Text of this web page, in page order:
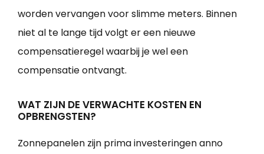
worden vervangen voor slimme meters. Binnen
niet al te lange tijd volgt er een nieuwe
compensatieregel waarbij je wel een
compensatie ontvangt.
WAT ZIJN DE VERWACHTE KOSTEN EN
OPBRENGSTEN?
Zonnepanelen zijn prima investeringen anno